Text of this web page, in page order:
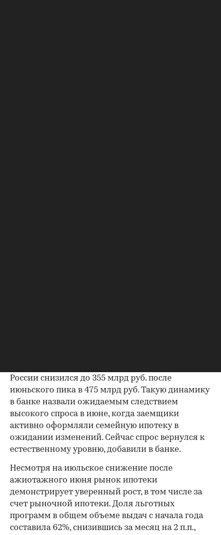
России снизился до 355 млрд руб. после
июньского пика в 475 млрд руб. Такую динамику
в банке назвали ожидаемым следствием
высокого спроса в июне, когда заемщики
активно оформляли семейную ипотеку в
ожидании изменений. Сейчас спрос вернулся к
естественному уровню, добавили в банке.
Несмотря на июльское снижение после
ажиотажного июня рынок ипотеки
демонстрирует уверенный рост, в том числе за
счет рыночной ипотеки. Доля льготных
программ в общем объеме выдач с начала года
составила 62%, снизившись за месяц на 2 п.п.,